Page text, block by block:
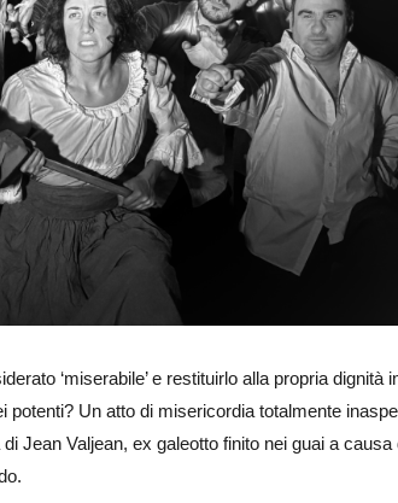
‘miserabile’ e restituirlo alla propria dignità
potenti? Un atto di misericordia totalmente
Jean Valjean, ex galeotto finito nei guai a causa